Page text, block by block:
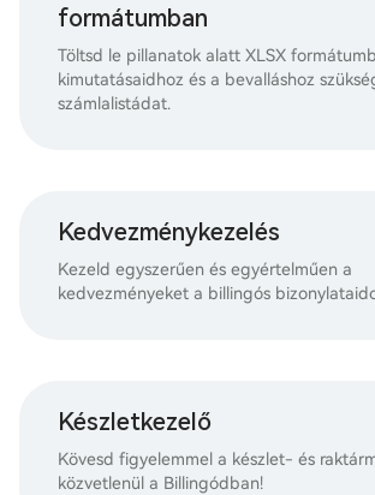
formátumban
Töltsd le pillanatok alatt XLSX
kimutatásaidhoz és a bevalláshoz
számlalistádat.
Kedvezménykezelés
Kezeld egyszerűen és egyértelműen a
kedvezményeket a billingós
Készletkezelő
Kövesd figyelemmel a készlet- és
közvetlenül a Billingódban!